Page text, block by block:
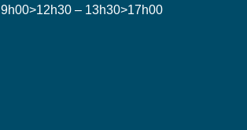
9h00>12h30 – 13h30>17h00